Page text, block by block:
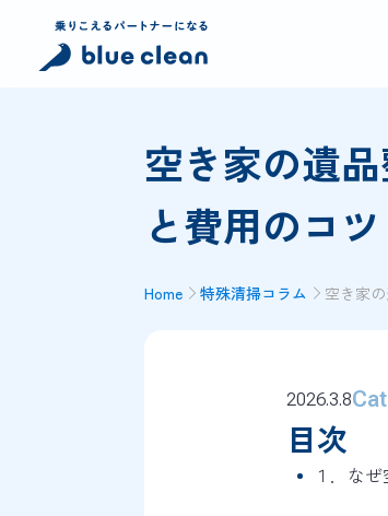
空き家の遺
と費用のコツ
Home 特殊清掃コラム 空き家
2026.3.8
目次
１．な